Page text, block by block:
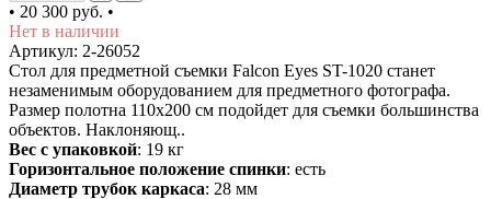
• 20 300 руб. •
Нет в наличии
Артикул: 2-26052
Стол для предметной съемки Falcon Eyes ST-1020 станет
незаменимым оборудованием для предметного фотографа.
Размер полотна 110х200 см подойдет для съемки большинства
объектов. Наклоняющ..
Вес с упаковкой: 19 кг
Горизонтальное положение спинки: есть
Диаметр трубок каркаса: 28 мм